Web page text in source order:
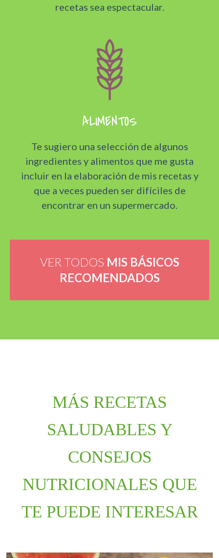
recetas sea espectacular.
ALIMENTOS
Te sugiero una selección de algunos
ingredientes y alimentos que me gusta
incluir en la elaboración de mis recetas y
que a veces pueden ser difíciles de
encontrar en un supermercado.
VER TODOS MIS BÁSICOS
RECOMENDADOS
MÁS RECETAS
SALUDABLES Y
CONSEJOS
NUTRICIONALES QUE
TE PUEDE INTERESAR